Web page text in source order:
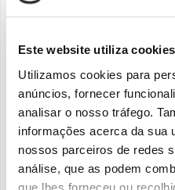
Este website utiliza cookies
Utilizamos cookies para
anúncios, fornecer
analisar o nosso tráfego.
informações acerca da sua
nossos parceiros de redes
análise, que as podem
que lhes forneceu ou
referir as
eventualmente, tenham
danos. Ao mesmo tempo, o
solução é o fator que
se procura reconquistar.
porque nada há a esconder
serão disponibilizados dados